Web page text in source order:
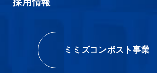
採用情報
ミミズコンポスト事業